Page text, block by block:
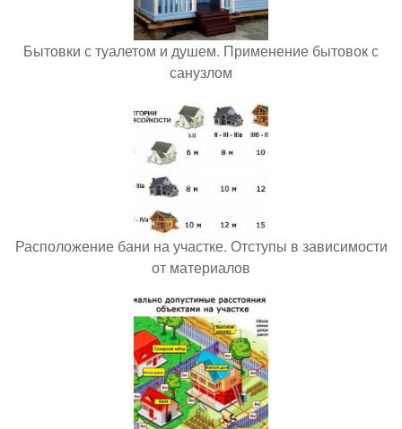
Бытовки с туалетом и душем. Применение бытовок с
санузлом
Расположение бани на участке. Отступы в зависимости
от материалов